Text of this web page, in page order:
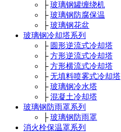
├玻璃钢罐缠绕机
├玻璃钢防腐保温
├玻璃钢花盆
玻璃钢冷却塔系列
├ 圆形逆流式冷却塔
├方形逆流式冷却塔
├方形横流式冷却塔
├无填料喷雾式冷却塔
├玻璃钢冷水塔
├混凝土冷却塔
玻璃钢防雨罩系列
├玻璃钢防雨罩
消火栓保温罩系列